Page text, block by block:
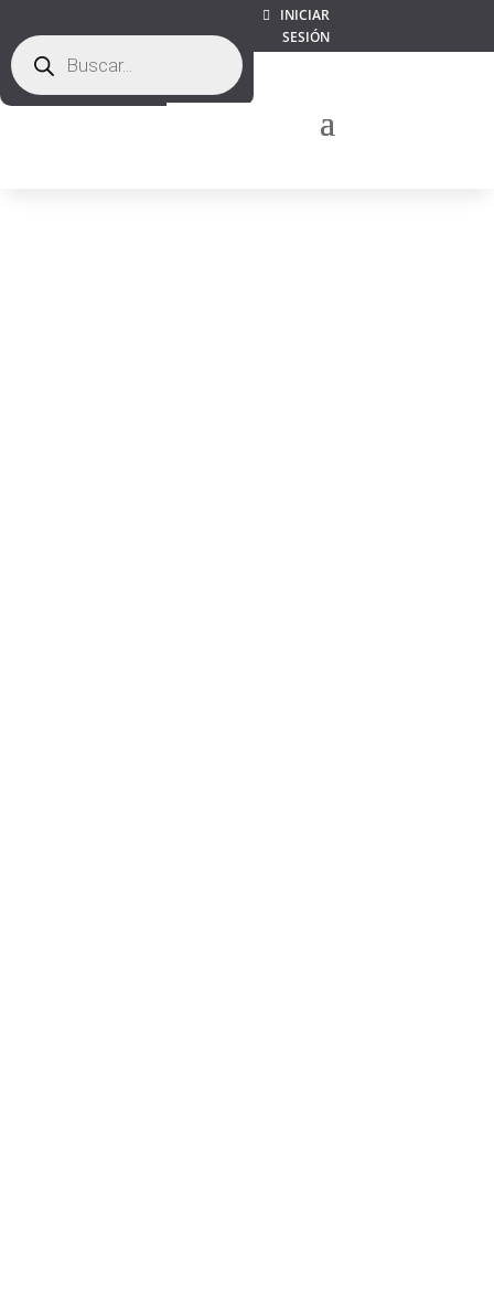
Búsqueda
de
productos
INICIAR
SESIÓN